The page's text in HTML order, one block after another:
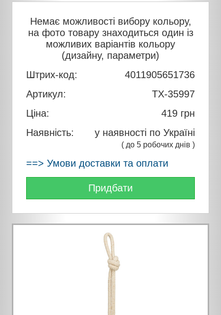
Немає можливості вибору кольору,
на фото товару знаходиться один із
можливих варіантів кольору
(дизайну, параметри)
Штрих-код:
4011905651736
Артикул:
TX-35997
Ціна:
419 грн
Наявність:
у наявності по Україні
( до 5 робочих днів )
==> Умови доставки та оплати
Придбати